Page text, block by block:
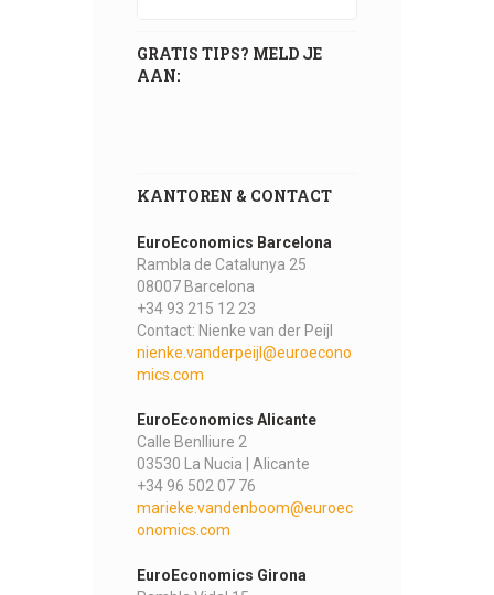
GRATIS TIPS? MELD JE
AAN:
KANTOREN & CONTACT
EuroEconomics Barcelona
Rambla de Catalunya 25
08007 Barcelona
+34 93 215 12 23
Contact: Nienke van der Peijl
nienke.vanderpeijl@euroecono
mics.com
EuroEconomics Alicante
Calle Benlliure 2
03530 La Nucia | Alicante
+34 96 502 07 76
marieke.vandenboom@euroec
onomics.com
EuroEconomics Girona